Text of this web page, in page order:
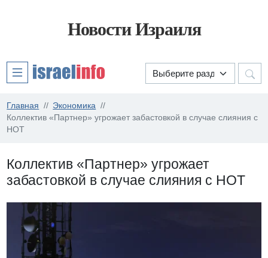
Новости Израиля
Главная
Экономика
Коллектив «Партнер» угрожает забастовкой в случае слияния с
НОТ
Коллектив «Партнер» угрожает
забастовкой в случае слияния с НОТ